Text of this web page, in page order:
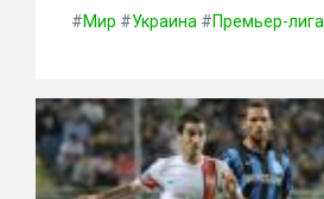
#Мир #Украина #Премьер-лига